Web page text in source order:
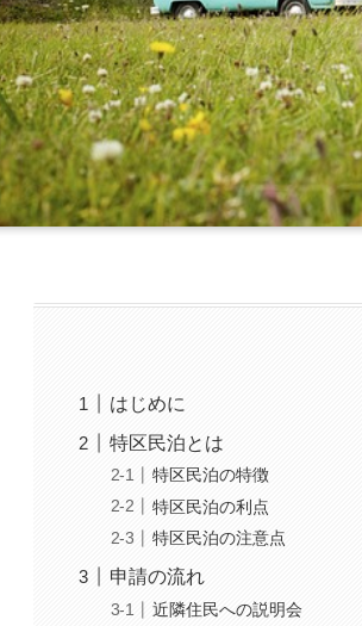
はじめに
特区民泊とは
特区民泊の特徴
特区民泊の利点
特区民泊の注意点
申請の流れ
近隣住民への説明会